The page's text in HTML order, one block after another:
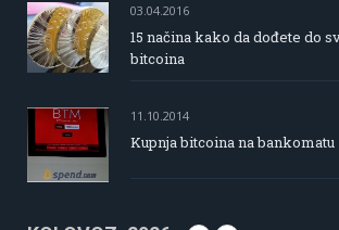
03.04.2016
15 načina kako da dođete do
bitcoina
11.10.2014
Kupnja bitcoina na bankomatu